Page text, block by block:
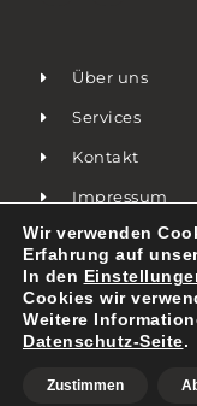
Über uns
Services
Kontakt
Impressum
Datenschutz
AGB's
Wir verwenden
Erfahrung auf
In den
Cookies wir
Weitere
Datenschutz-Seite.
Zustimmen